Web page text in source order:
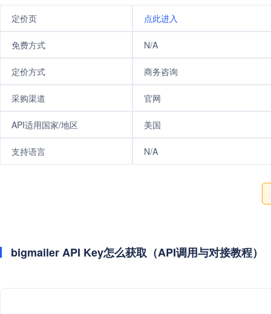
定价页 点此进入
免费方式 N/A
定价方式 商务咨询
采购渠道 官网
API适用国家/地区 美国
支持语言 N/A
bigmailer API Key怎么获取（API调用与对接教程）